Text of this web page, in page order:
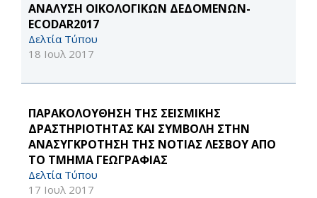
ΑΝΑΛΥΣΗ ΟΙΚΟΛΟΓΙΚΩΝ ΔΕΔΟΜΕΝΩΝ-
ECODAR2017
Δελτία Τύπου
18 Ιουλ 2017
ΠΑΡΑΚΟΛΟΥΘΗΣΗ ΤΗΣ ΣΕΙΣΜΙΚΗΣ
ΔΡΑΣΤΗΡΙΟΤΗΤΑΣ ΚΑΙ ΣΥΜΒΟΛΗ ΣΤΗΝ
ΑΝΑΣΥΓΚΡΟΤΗΣΗ ΤΗΣ ΝΟΤΙΑΣ ΛΕΣΒΟΥ ΑΠΟ
ΤΟ ΤΜΗΜΑ ΓΕΩΓΡΑΦΙΑΣ
Δελτία Τύπου
17 Ιουλ 2017